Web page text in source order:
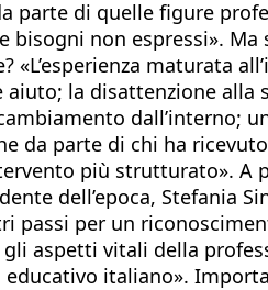
parte di quelle figure
non espressi».
«L’esperienza maturata
la disattenzione
dall’interno;
da parte di chi ha
più strutturato». A
dell’epoca,
passi per un
aspetti vitali della
italiano».